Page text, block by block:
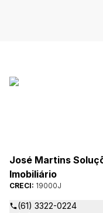
José Martins
Imobiliário
CRECI: 19000J
(61) 3322-0224